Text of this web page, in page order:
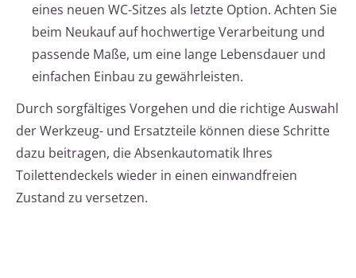
eines neuen WC-Sitzes als letzte Option. Achten Sie
beim Neukauf auf hochwertige Verarbeitung und
passende Maße, um eine lange Lebensdauer und
einfachen Einbau zu gewährleisten.
Durch sorgfältiges Vorgehen und die richtige Auswahl
der Werkzeug- und Ersatzteile können diese Schritte
dazu beitragen, die Absenkautomatik Ihres
Toilettendeckels wieder in einen einwandfreien
Zustand zu versetzen.